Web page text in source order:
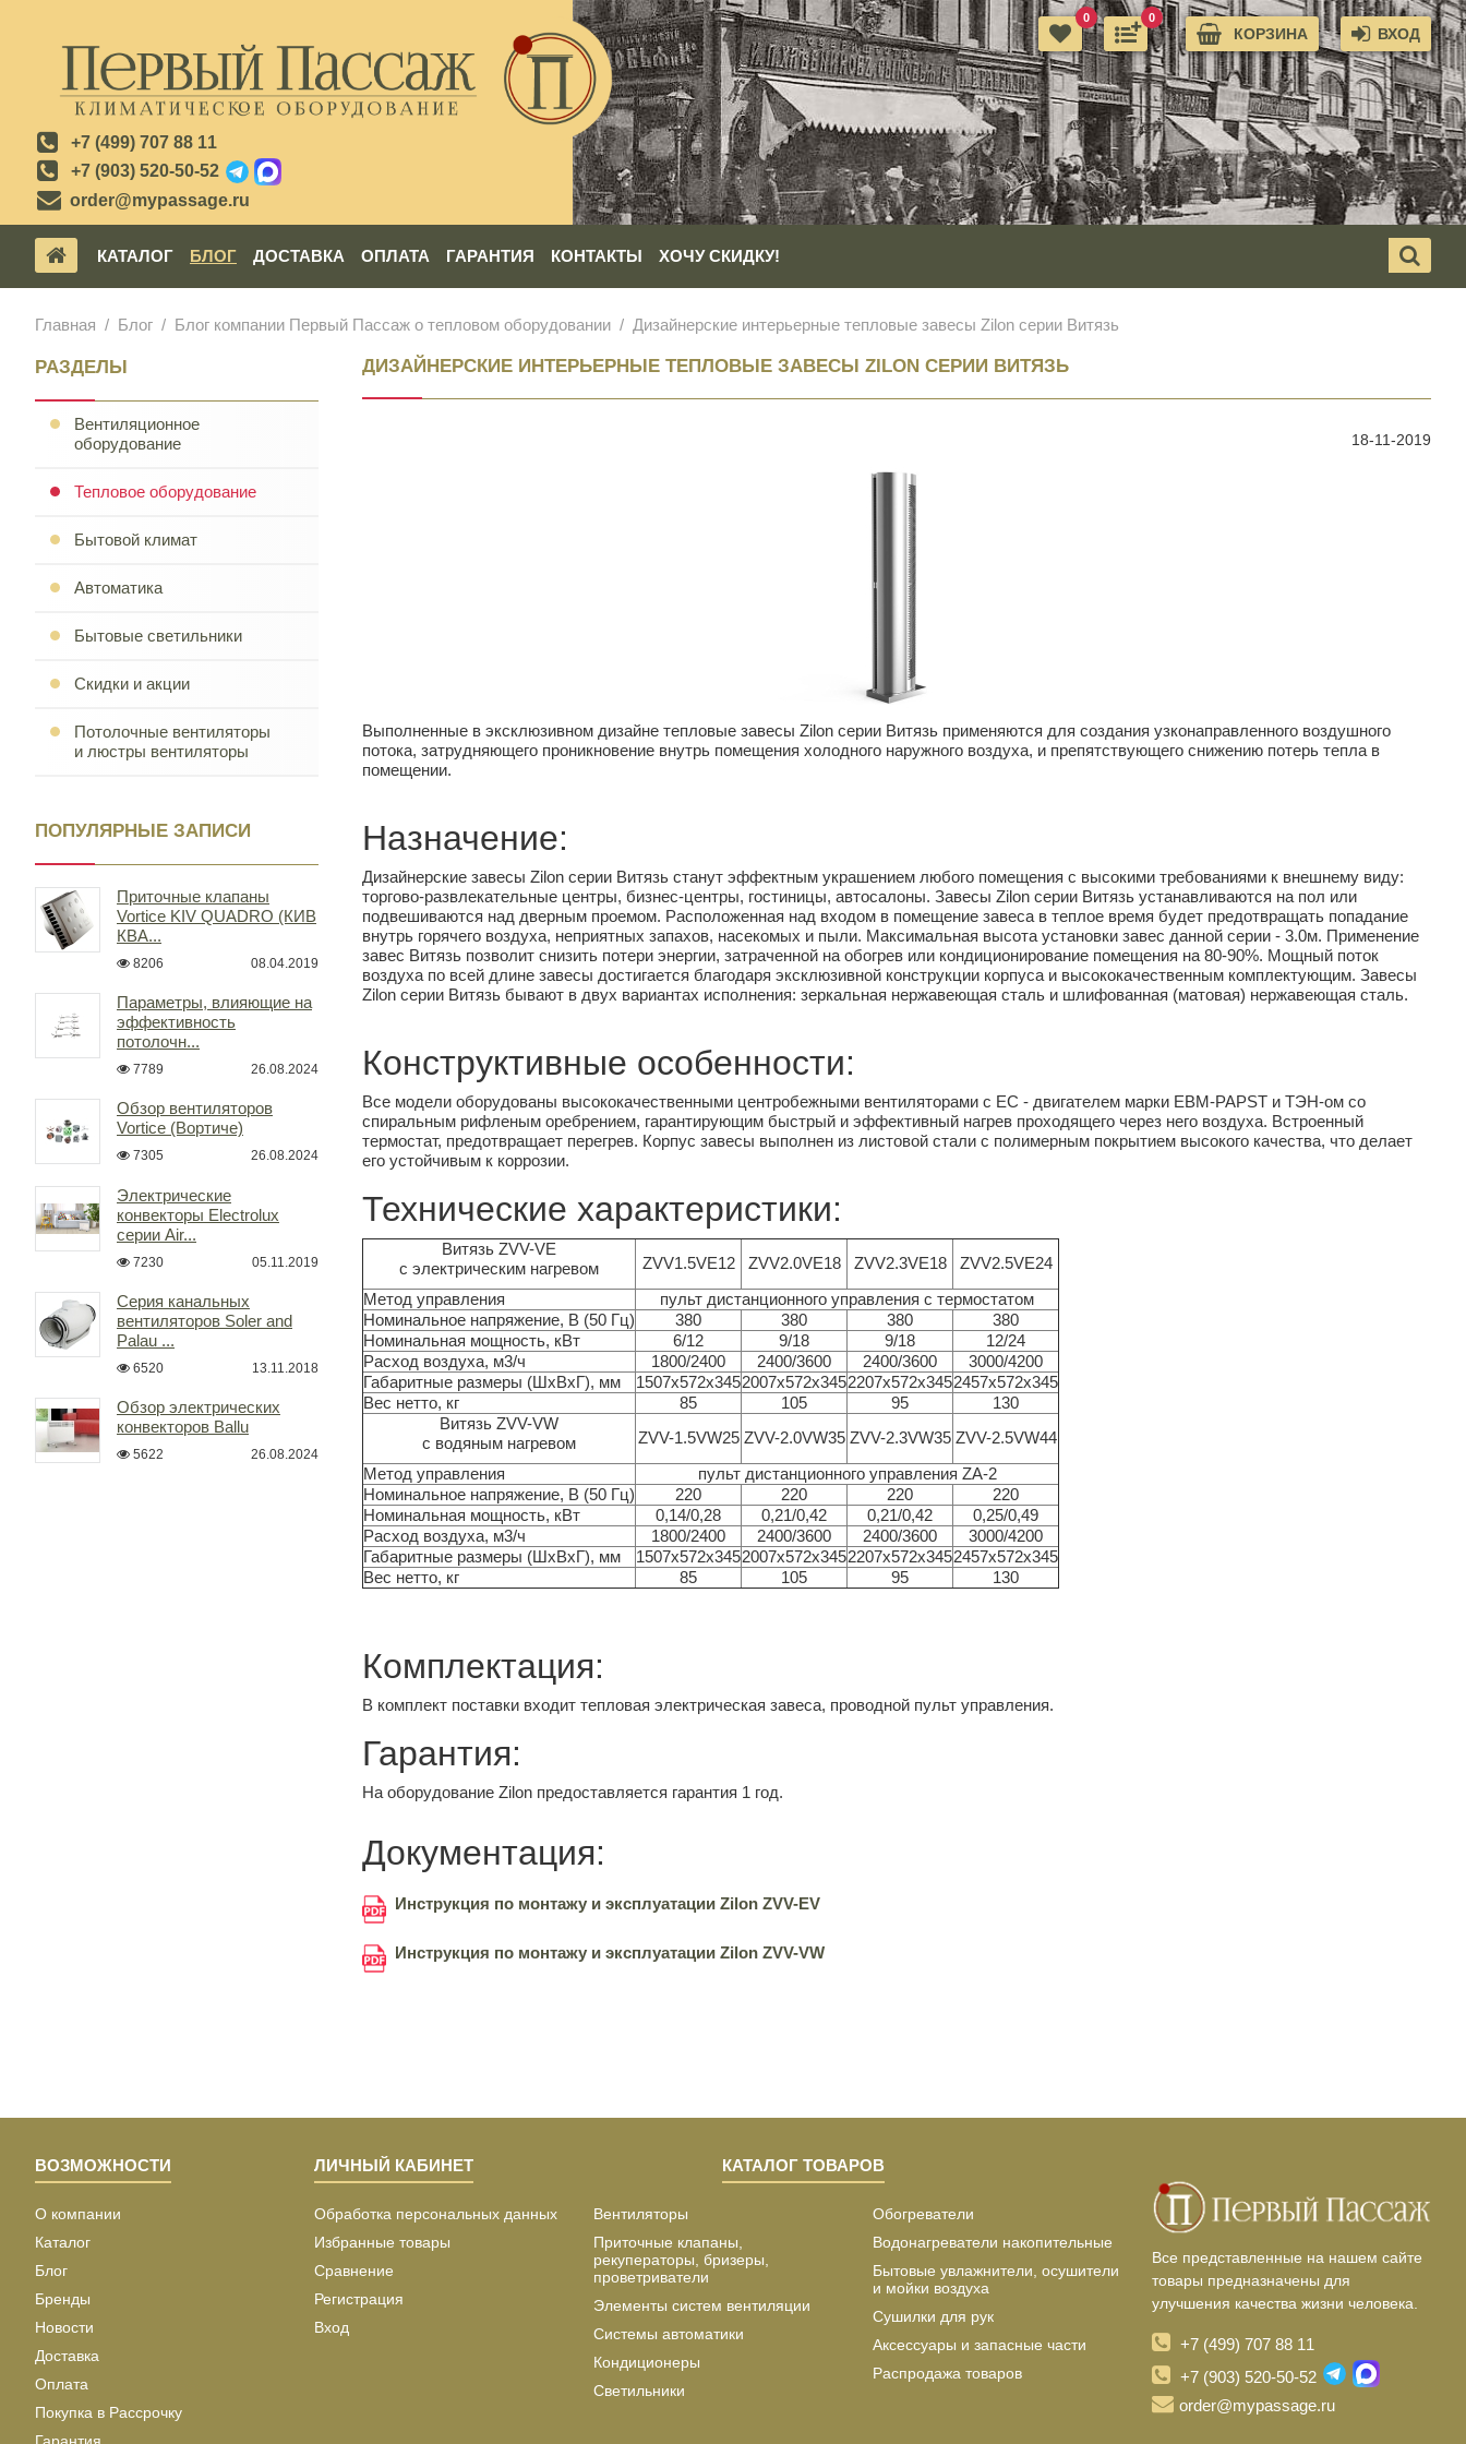
+7 (499) 707 88 11
+7 (903) 520-50-52
order@mypassage.ru
ВХОД
КОРЗИНА
0
0
КАТАЛОГ БЛОГ ДОСТАВКА ОПЛАТА ГАРАНТИЯ КОНТАКТЫ ХОЧУ СКИДКУ!
Главная Блог Блог компании Первый Пассаж о тепловом оборудовании Дизайнерские интерьерные тепловые завесы Zilon серии Витязь
РАЗДЕЛЫ
Вентиляционное
оборудование
Тепловое оборудование
Бытовой климат
Автоматика
Бытовые светильники
Скидки и акции
Потолочные вентиляторы
и люстры вентиляторы
ПОПУЛЯРНЫЕ ЗАПИСИ
Приточные клапаны
Vortice KIV QUADRO (КИВ
КВА...
8206 08.04.2019
Параметры, влияющие на
эффективность
потолочн...
7789 26.08.2024
Обзор вентиляторов
Vortice (Вортиче)
7305 26.08.2024
Электрические
конвекторы Electrolux
серии Air...
7230 05.11.2019
Серия канальных
вентиляторов Soler and
Palau ...
6520 13.11.2018
Обзор электрических
конвекторов Ballu
5622 26.08.2024
ДИЗАЙНЕРСКИЕ ИНТЕРЬЕРНЫЕ ТЕПЛОВЫЕ ЗАВЕСЫ ZILON СЕРИИ ВИТЯЗЬ
18-11-2019
Выполненные в эксклюзивном дизайне тепловые завесы Zilon серии Витязь применяются для создания узконаправленного воздушного
потока, затрудняющего проникновение внутрь помещения холодного наружного воздуха, и препятствующего снижению потерь тепла в
помещении.
Назначение:
Дизайнерские завесы Zilon серии Витязь станут эффектным украшением любого помещения с высокими требованиями к внешнему виду:
торгово-развлекательные центры, бизнес-центры, гостиницы, автосалоны. Завесы Zilon серии Витязь устанавливаются на пол или
подвешиваются над дверным проемом. Расположенная над входом в помещение завеса в теплое время будет предотвращать попадание
внутрь горячего воздуха, неприятных запахов, насекомых и пыли. Максимальная высота установки завес данной серии - 3.0м. Применение
завес Витязь позволит снизить потери энергии, затраченной на обогрев или кондиционирование помещения на 80-90%. Мощный поток
воздуха по всей длине завесы достигается благодаря эксклюзивной конструкции корпуса и высококачественным комплектующим. Завесы
Zilon серии Витязь бывают в двух вариантах исполнения: зеркальная нержавеющая сталь и шлифованная (матовая) нержавеющая сталь.
Конструктивные особенности:
Все модели оборудованы высококачественными центробежными вентиляторами с ЕС - двигателем марки EBM-PAPST и ТЭН-ом со
спиральным рифленым оребрением, гарантирующим быстрый и эффективный нагрев проходящего через него воздуха. Встроенный
термостат, предотвращает перегрев. Корпус завесы выполнен из листовой стали с полимерным покрытием высокого качества, что делает
его устойчивым к коррозии.
Технические характеристики:
Витязь ZVV-VE
с электрическим нагревом
ZVV1.5VE12 ZVV2.0VE18 ZVV2.3VE18
ZVV2.5VE24
Метод управления
пульт дистанционного управления с термостатом
Номинальное напряжение, В (50 Гц)
380 380 380
380
Номинальная мощность, кВт
6/12 9/18 9/18
12/24
Расход воздуха, м3/ч
1800/2400 2400/3600 2400/3600
3000/4200
Габаритные размеры (ШхВхГ), мм
1507х572х3452007х572х3452207х572х3452457х572х345
Вес нетто, кг
85 105 95
130
Витязь ZVV-VW
с водяным нагревом
ZVV-1.5VW25 ZVV-2.0VW35 ZVV-2.3VW35 ZVV-2.5VW44
Метод управления
пульт дистанционного управления ZA-2
Номинальное напряжение, В (50 Гц)
220 220 220
220
Номинальная мощность, кВт
0,14/0,28 0,21/0,42 0,21/0,42
0,25/0,49
Расход воздуха, м3/ч
1800/2400 2400/3600 2400/3600
3000/4200
Габаритные размеры (ШхВхГ), мм
1507х572х3452007х572х3452207х572х3452457х572х345
Вес нетто, кг
85 105 95 130
Комплектация:
В комплект поставки входит тепловая электрическая завеса, проводной пульт управления.
Гарантия:
На оборудование Zilon предоставляется гарантия 1 год.
Документация:
Инструкция по монтажу и эксплуатации Zilon ZVV-EV
Инструкция по монтажу и эксплуатации Zilon ZVV-VW
ВОЗМОЖНОСТИ
О компании
Каталог
Блог
Бренды
Новости
Доставка
Оплата
Покупка в Рассрочку
ЛИЧНЫЙ КАБИНЕТ
Обработка персональных данных
Избранные товары
Сравнение
Регистрация
Вход
КАТАЛОГ ТОВАРОВ
Вентиляторы
Приточные клапаны,
рекуператоры, бризеры,
проветриватели
Элементы систем вентиляции
Системы автоматики
Кондиционеры
Светильники
Обогреватели
Водонагреватели накопительные
Бытовые увлажнители, осушители
и мойки воздуха
Сушилки для рук
Аксессуары и запасные части
Распродажа товаров
Все представленные на нашем сайте
товары предназначены для
улучшения качества жизни человека.
+7 (499) 707 88 11
+7 (903) 520-50-52
order@mypassage.ru